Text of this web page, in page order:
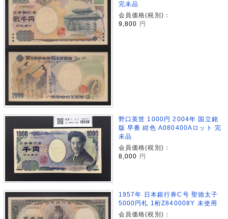
完未品
会員価格(税別)：
9,800
円
野口英世 1000円 2004年 国立銘
版 早番 紺色 A080400Aロット 完
未品
会員価格(税別)：
8,000 円
1957年 日本銀行券C号 聖徳太子
5000円札 1桁Z840008Y 未使用
会員価格(税別)：